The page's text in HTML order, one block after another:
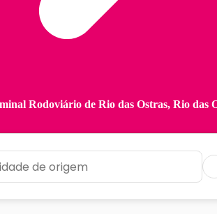
Rodoviário de Rio das Ostras, Rio das